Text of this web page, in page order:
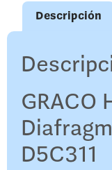
Descripción
GRACO
D5C311